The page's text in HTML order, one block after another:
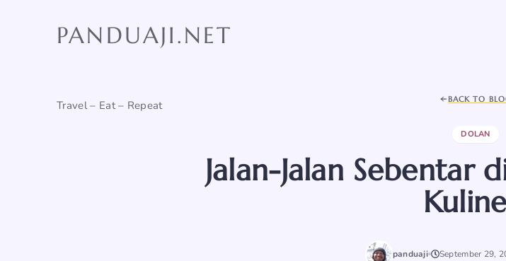
PANDUAJI.NET
Travel – Eat – Repeat BACK TO
DOLAN
Jalan-Jalan Sebentar
panduaji September 29,